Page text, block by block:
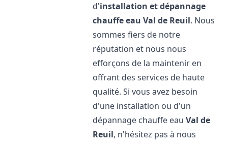
d'installation et dépannage
chauffe eau Val de Reuil. Nous
sommes fiers de notre
réputation et nous nous
efforçons de la maintenir en
offrant des services de haute
qualité. Si vous avez besoin
d'une installation ou d'un
dépannage chauffe eauVal de
Reuil, n'hésitez pas à nous